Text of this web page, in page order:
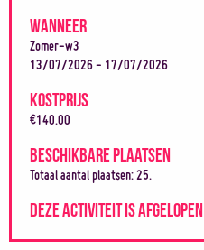
WANNEER
Zomer-w3
13/07/2026 - 17/07/2026
KOSTPRIJS
€140.00
BESCHIKBARE PLAATSEN
Totaal aantal plaatsen: 25.
DEZE ACTIVITEIT IS AFGELOPEN